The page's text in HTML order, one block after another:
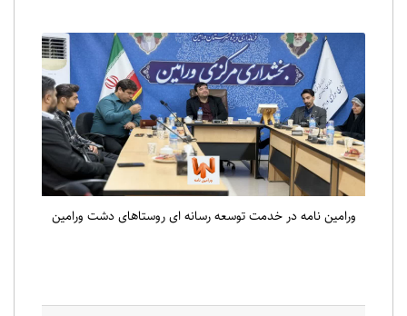
ورامین نامه در خدمت توسعه رسانه ای روستاهای دشت ورامین